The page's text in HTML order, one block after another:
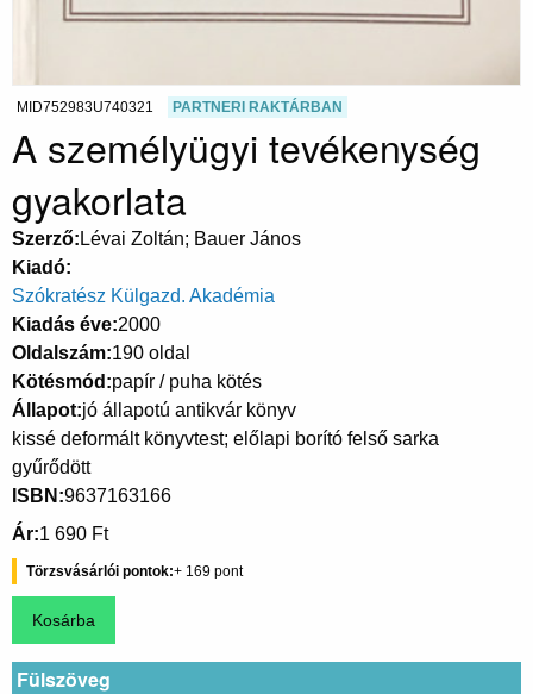
MID752983U740321 PARTNERI RAKTÁRBAN
A személyügyi tevékenység
gyakorlata
Szerző Lévai Zoltán; Bauer János
Kiadó
Szókratész Külgazd. Akadémia
Kiadás éve 2000
Oldalszám 190 oldal
Kötésmód papír / puha kötés
Állapot jó állapotú antikvár könyv
kissé deformált könyvtest; előlapi borító felső sarka
gyűrődött
ISBN 9637163166
Ár 1 690 Ft
Törzsvásárlói pontok 169
Fülszöveg